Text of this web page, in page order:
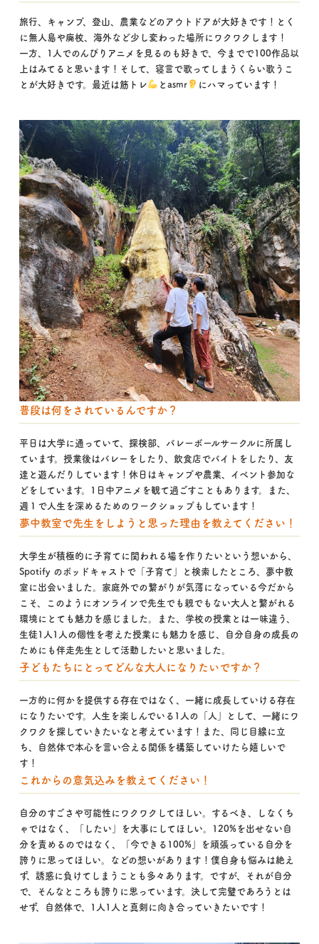
旅行、キャンプ、登山、農業などのアウトドアが大好きです！とく
に無人島や廃校、海外など少し変わった場所にワクワクします！
一方、1人でのんびりアニメを見るのも好きで、今までで100作品以
上はみてると思います！そして、寝言で歌ってしまうくらい歌うこ
とが大好きです。最近は筋トレ
とasmr にハマっています！
普段は何をされているんですか？
平日は大学に通っていて、探検部、バレーボールサークルに所属し
ています。授業後はバレーをしたり、飲食店でバイトをしたり、友
達と遊んだりしています！休日はキャンプや農業、イベント参加な
どをしています。1日中アニメを観て過ごすこともあります。また、
週１で人生を深めるためのワークショップもしています！
夢中教室で先生をしようと思った理由を教えてください！
大学生が積極的に子育てに関われる場を作りたいという想いから、
Spotify のポッドキャストで「子育て」と検索したところ、夢中教
室に出会いました。家庭外での繋がりが気薄になっている今だから
こそ、このようにオンラインで先生でも親でもない大人と繋がれる
環境にとても魅力を感じました。また、学校の授業とは一味違う、
生徒1人1人の個性を考えた授業にも魅力を感じ、自分自身の成長の
ためにも伴走先生として活動したいと思いました。
子どもたちにとってどんな大人になりたいですか？
一方的に何かを提供する存在ではなく、一緒に成長していける存在
になりたいです。人生を楽しんでいる1人の「人」として、一緒にワ
クワクを探していきたいなと考えています！また、同じ目線に立
ち、自然体で本心を言い合える関係を構築していけたら嬉しいで
す！
これからの意気込みを教えてください！
自分のすごさや可能性にワクワクしてほしい。するべき、しなくち
ゃではなく、「したい」を大事にしてほしい。120%を出せない自
分を責めるのではなく、「今できる100%」を頑張っている自分を
誇りに思ってほしい。などの想いがあります！僕自身も悩みは絶え
ず、誘惑に負けてしまうことも多々あります。ですが、それが自分
で、そんなところも誇りに思っています。決して完璧であろうとは
せず、自然体で、1人1人と真剣に向き合っていきたいです！